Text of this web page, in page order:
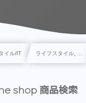
イル/IT ライフスタイル, …
shop 商品検索